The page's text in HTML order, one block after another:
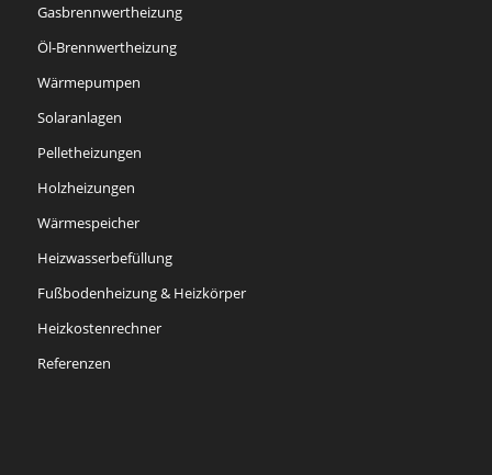
Gasbrennwertheizung
Öl-Brennwertheizung
Wärmepumpen
Solaranlagen
Pelletheizungen
Holzheizungen
Wärmespeicher
Heizwasserbefüllung
Fußbodenheizung & Heizkörper
Heizkostenrechner
Referenzen